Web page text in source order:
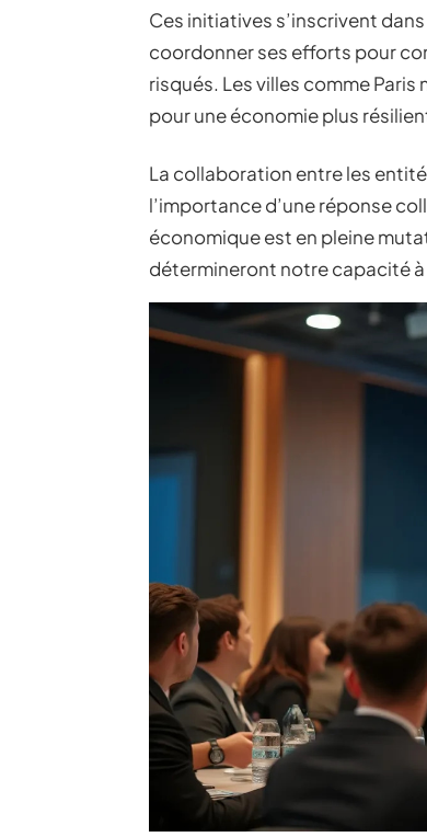
Ces initiatives s’inscrivent
coordonner ses efforts pour
risqués. Les villes comme
pour une économie plus
La collaboration entre les
l’importance d’une réponse
économique est en pleine
détermineront notre capacité